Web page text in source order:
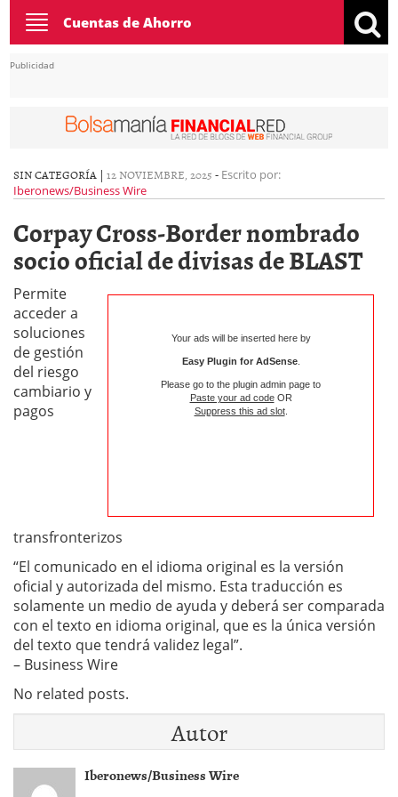
Toggle
navigation
Cuentas de Ahorro
Publicidad
SIN CATEGORÍA | 12 NOVIEMBRE, 2025 - Escrito por:
Iberonews/Business Wire
Corpay Cross-Border nombrado
socio oficial de divisas de BLAST
Your ads will be inserted here by
Easy Plugin for AdSense.
Please go to the plugin admin page to
Paste your ad codeOR
Suppress this ad slot.
Permite
acceder a
soluciones
de gestión
del riesgo
cambiario y
pagos
transfronterizos
“El comunicado en el idioma original es la versión
oficial y autorizada del mismo. Esta traducción es
solamente un medio de ayuda y deberá ser comparada
con el texto en idioma original, que es la única versión
del texto que tendrá validez legal”.
– Business Wire
No related posts.
Autor
Iberonews/Business Wire